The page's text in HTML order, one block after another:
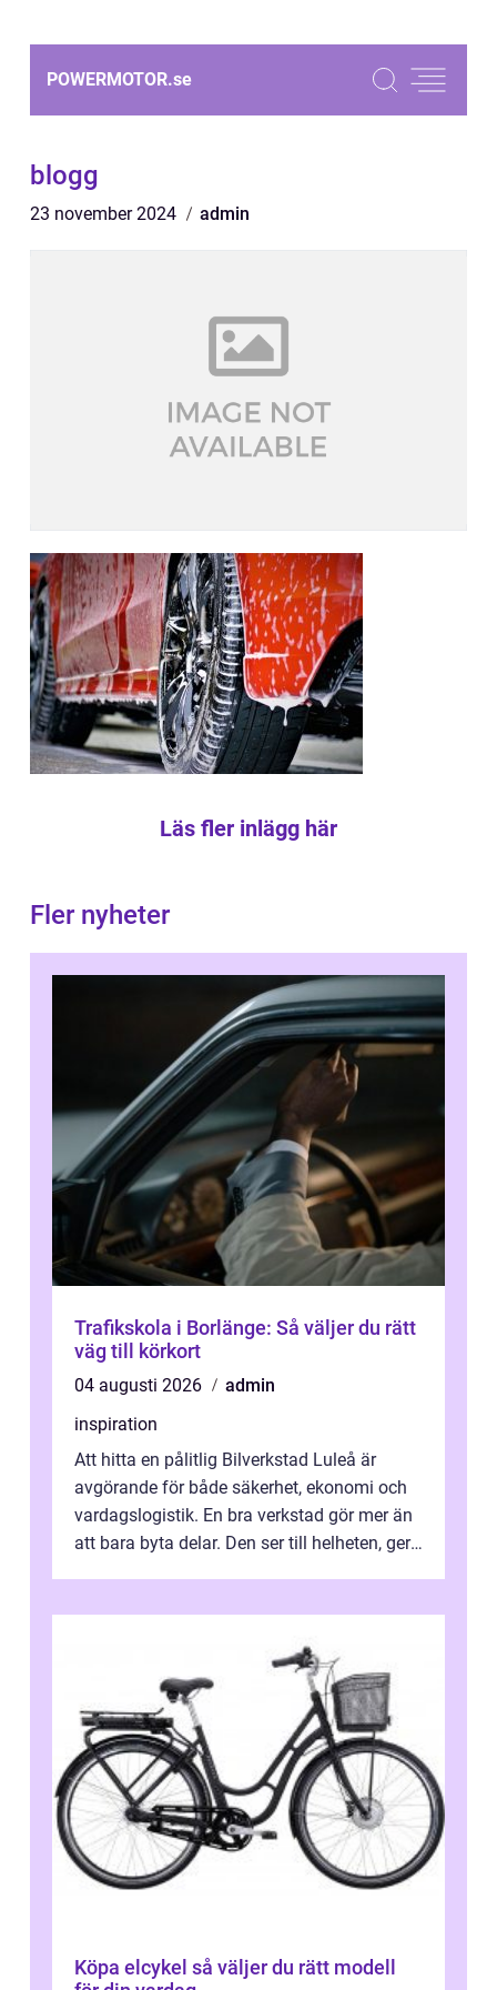
POWERMOTOR.se
blogg
23 november 2024 admin
Läs fler inlägg här
Fler nyheter
Trafikskola i Borlänge: Så väljer du rätt
väg till körkort
04 augusti 2026
admin
inspiration
Att hitta en pålitlig Bilverkstad Luleå är
avgörande för både säkerhet, ekonomi och
vardagslogistik. En bra verkstad gör mer än
att bara byta delar. Den ser till helheten, ger
Köpa elcykel så väljer du rätt modell